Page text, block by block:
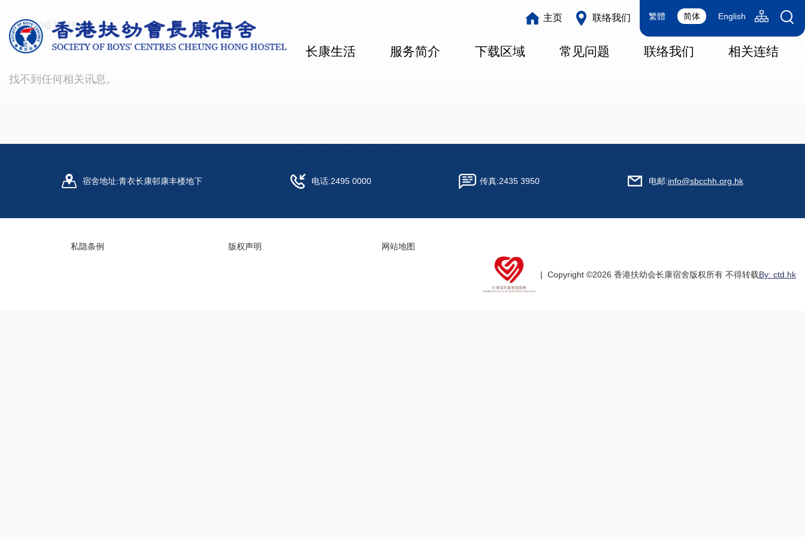
主页 联络我们
Language
switcher
繁體 简体 English
航长康生活 服务简介 下载区域 常见问题 联络我们 相关连结
包
屑
首页 最新消息
找不到任何相关讯息。
宿舍地址:青衣长康邨康丰楼地下 电话:2495 0000 传真:2435 3950 电邮:info@sbcchh.org.hk
私隐条例 版权声明 网站地图
| Copyright ©2026 香港扶幼会长康宿舍版权所有 不得转载By: ctd.hk